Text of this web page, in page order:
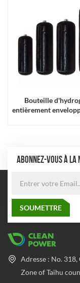
Bouteille
entièrement
ABONNEZ-VOUS À LA
Adresse : No.
Zone of Taihu